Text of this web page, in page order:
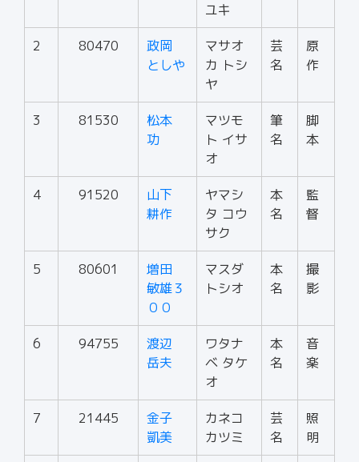
ユキ
2 80470
政岡
としや
マサオ
カ トシ
ヤ
芸
名
原
作
3 81530
松本
功
マツモ
ト イサ
オ
筆
名
脚
本
4 91520
山下
耕作
ヤマシ
タ コウ
サク
本
名
監
督
5 80601
増田
敏雄３
００
マスダ
トシオ
本
名
撮
影
6 94755
渡辺
岳夫
ワタナ
ベ タケ
オ
本
名
音
楽
7 21445
金子
凱美
カネコ
カツミ
芸
名
照
明